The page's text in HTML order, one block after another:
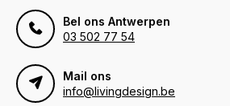
Bel ons Antwerpen
03 502 77 54
Mail ons
info@livingdesign.be